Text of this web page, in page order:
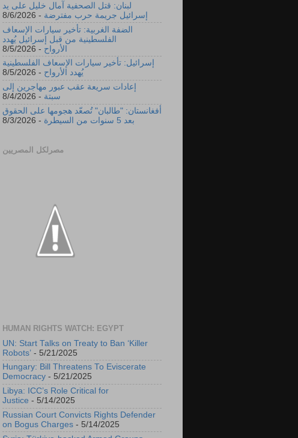
لبنان: قتل الصحفية آمال خليل على يد
إسرائيل جريمة حرب مفترضة - 8/6/2026
الضفة الغربية: تأخير سيارات الإسعاف
الفلسطينية من قبل إسرائيل يُهدد
الأرواح - 8/5/2026
إسرائيل: تأخير سيارات الإسعاف الفلسطينية
يُهدد الأرواح - 8/5/2026
إعادات سريعة عقب عبور مهاجرين إلى
سبتة - 8/4/2026
أفغانستان: "طالبان" تُصعّد هجومها على الحقوق
بعد 5 سنوات من السيطرة
- 8/3/2026
مصرلكل المصريين
HUMAN RIGHTS WATCH: EGYPT
UN: Start Talks on Treaty to Ban ‘Killer
Robots’ - 5/21/2025
Hungary: Bill Threatens To Eviscerate
Democracy - 5/21/2025
Libya: ICC’s Role Critical for
Justice - 5/14/2025
Russian Court Convicts Rights Defender
on Bogus Charges - 5/14/2025